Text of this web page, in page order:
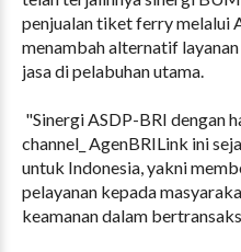
penjualan tiket ferry melalui
menambah alternatif
jasa di pelabuhan utama.
"Sinergi ASDP-BRI dengan
channel_ AgenBRILink ini
untuk Indonesia, yakni
pelayanan kepada
keamanan dalam